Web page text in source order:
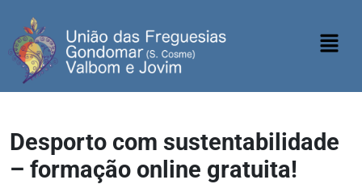
Desporto com sustentabilidade
– formação online gratuita!